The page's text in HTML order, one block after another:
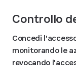
Controllo
Concedi
monitorando le
revocando